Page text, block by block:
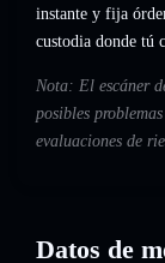
instante y fija
custodia donde tú
Nota: El escáner
posibles
evaluaciones de
Datos de